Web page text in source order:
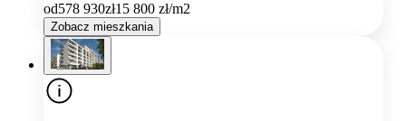
od578 930zł15 800 zł/m2
Zobacz mieszkania